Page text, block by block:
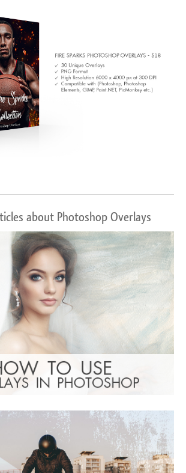
about Photoshop Overlays